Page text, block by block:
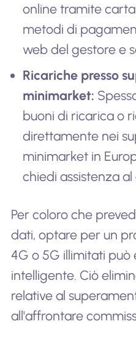
online tramite
metodi di
web del gestore e
Ricariche presso
minimarket:
buoni di ricarica o
direttamente nei
minimarket in
chiedi assistenza al
Per coloro che
dati, optare per un
4G o 5G illimitati può
intelligente. Ciò
relative al
all'affrontare